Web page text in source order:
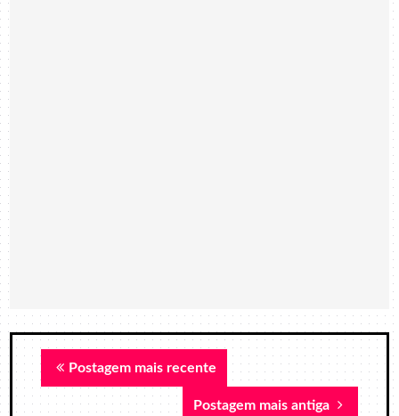
Postagem mais recente
Postagem mais antiga